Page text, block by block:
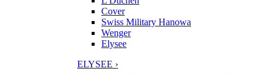
Cover
Swiss Military Hanowa
Wenger
Elysee
ELYSEE ›